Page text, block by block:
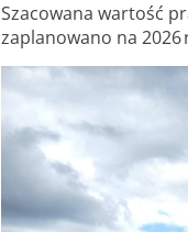
Szacowana wartość
zaplanowano na 2026